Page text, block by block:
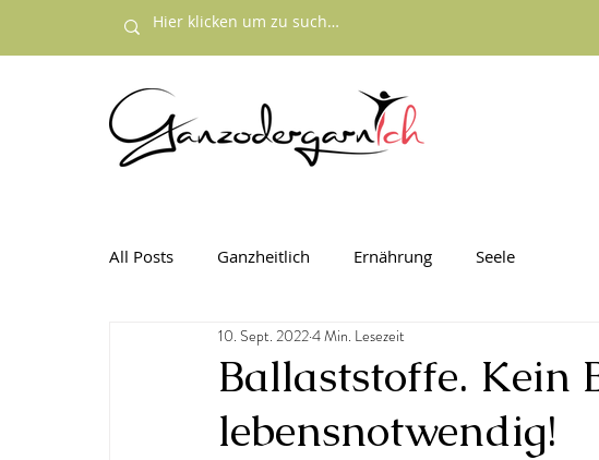
All Posts Ganzheitlich Ernährung Seele
Ballaststoffe. Kein
lebensnotwendig!
10. Sept. 20224 Min. Lesezeit